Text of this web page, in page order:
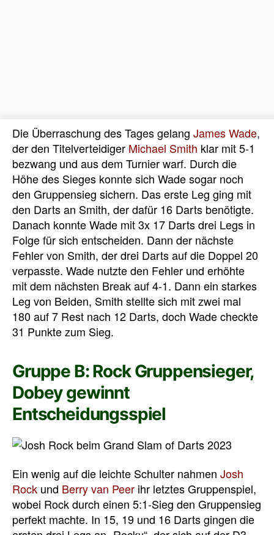
Die Überraschung des Tages gelang James Wade,
der den Titelverteidiger Michael Smith klar mit 5-1
bezwang und aus dem Turnier warf. Durch die
Höhe des Sieges konnte sich Wade sogar noch
den Gruppensieg sichern. Das erste Leg ging mit
den Darts an Smith, der dafür 16 Darts benötigte.
Danach konnte Wade mit 3x 17 Darts drei Legs in
Folge für sich entscheiden. Dann der nächste
Fehler von Smith, der drei Darts auf die Doppel 20
verpasste. Wade nutzte den Fehler und erhöhte
mit dem nächsten Break auf 4-1. Dann ein starkes
Leg von Beiden, Smith stellte sich mit zwei mal
180 auf 7 Rest nach 12 Darts, doch Wade checkte
31 Punkte zum Sieg.
Gruppe B: Rock Gruppensieger,
Dobey gewinnt
Entscheidungsspiel
Ein wenig auf die leichte Schulter nahmen Josh
Rock und Berry van Peer ihr letztes Gruppenspiel,
wobei Rock durch einen 5:1-Sieg den Gruppensieg
perfekt machte. In 15, 19 und 16 Darts gingen die